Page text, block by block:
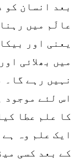
بعد انسان کو
عالَم میں
یعنی اور
میں بھلائی
نہیں رہے گا۔
اس لئے موجود
کا علم عطا
ایک علم وہ
کے بعد کسی